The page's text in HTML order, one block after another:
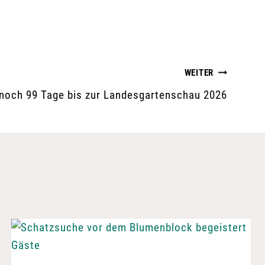
WEITER
99 Tage bis zur Landesgartenschau 2026